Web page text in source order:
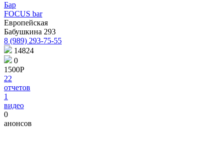
Бар
FOCUS bar
Европейская
Бабушкина 293
8 (989) 293-75-55
14824
0
1500Р
22
отчетов
1
видео
0
анонсов